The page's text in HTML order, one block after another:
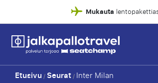
Mukauta
Etusivu/Seurat/Inter Milan